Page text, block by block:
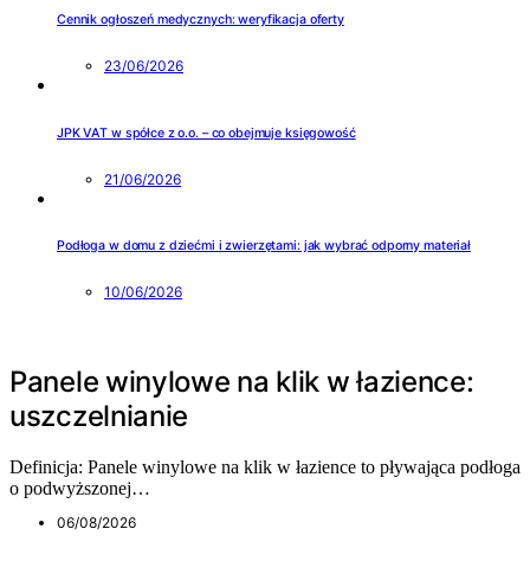
Cennik ogłoszeń medycznych: weryfikacja oferty
23/06/2026
JPK VAT w spółce z o.o. – co obejmuje księgowość
21/06/2026
Podłoga w domu z dziećmi i zwierzętami: jak wybrać odporny materiał
10/06/2026
Panele winylowe na klik w łazience:
uszczelnianie
Definicja: Panele winylowe na klik w łazience to pływająca podłoga
o podwyższonej…
06/08/2026